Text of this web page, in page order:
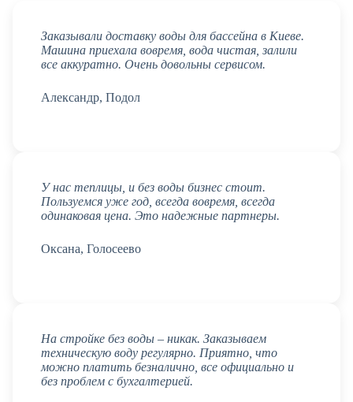
Заказывали доставку воды для бассейна в Киеве.
Машина приехала вовремя, вода чистая, залили
все аккуратно. Очень довольны сервисом.
Александр, Подол
У нас теплицы, и без воды бизнес стоит.
Пользуемся уже год, всегда вовремя, всегда
одинаковая цена. Это надежные партнеры.
Оксана, Голосеево
На стройке без воды – никак. Заказываем
техническую воду регулярно. Приятно, что
можно платить безналично, все официально и
без проблем с бухгалтерией.